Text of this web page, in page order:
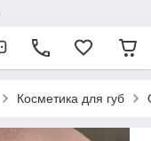
Косметика для губ